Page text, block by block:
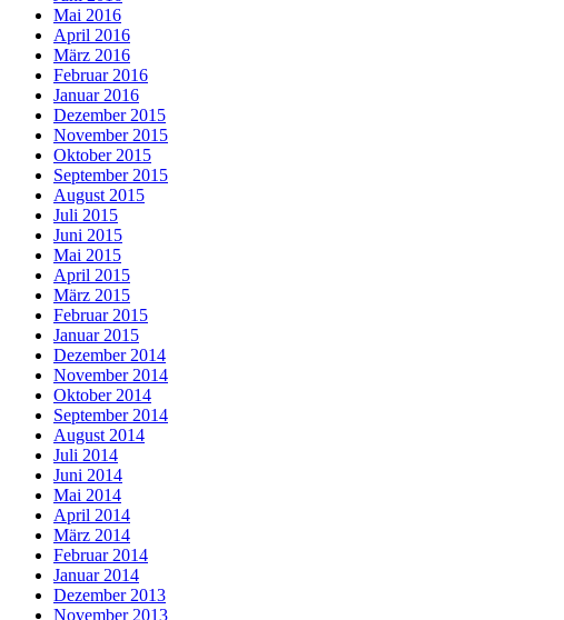
Mai 2016
April 2016
März 2016
Februar 2016
Januar 2016
Dezember 2015
November 2015
Oktober 2015
September 2015
August 2015
Juli 2015
Juni 2015
Mai 2015
April 2015
März 2015
Februar 2015
Januar 2015
Dezember 2014
November 2014
Oktober 2014
September 2014
August 2014
Juli 2014
Juni 2014
Mai 2014
April 2014
März 2014
Februar 2014
Januar 2014
Dezember 2013
November 2013